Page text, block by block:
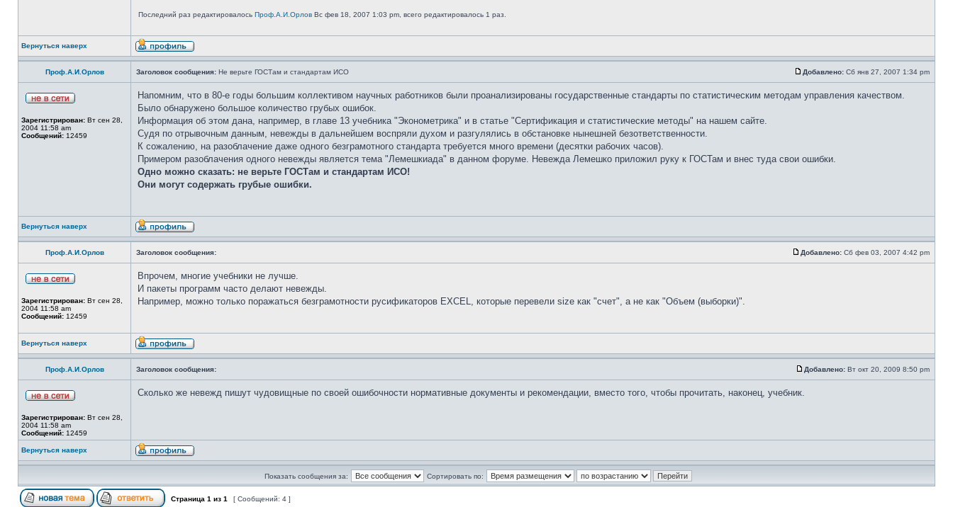
Последний раз редактировалось Проф.А.И.Орлов Вс фев 18, 2007 1:03 pm, всего редактировалось 1 раз.
Вернуться наверх
Проф.А.И.Орлов Заголовок сообщения: Не верьте ГОСТам и стандартам ИСО Добавлено: Сб янв 27, 2007 1:34 pm
Зарегистрирован: Вт сен 28,
2004 11:58 am
Сообщений: 12459
Напомним, что в 80-е годы большим коллективом научных работников были проанализированы государственные стандарты по статистическим методам управления качеством.
Было обнаружено большое количество грубых ошибок.
Информация об этом дана, например, в главе 13 учебника "Эконометрика" и в статье "Сертификация и статистические методы" на нашем сайте.
Судя по отрывочным данным, невежды в дальнейшем воспряли духом и разгулялись в обстановке нынешней безответственности.
К сожалению, на разоблачение даже одного безграмотного стандарта требуется много времени (десятки рабочих часов).
Примером разоблачения одного невежды является тема "Лемешкиада" в данном форуме. Невежда Лемешко приложил руку к ГОСТам и внес туда свои ошибки.
Одно можно сказать: не верьте ГОСТам и стандартам ИСО!
Они могут содержать грубые ошибки.
Вернуться наверх
Проф.А.И.Орлов Заголовок сообщения: Добавлено: Сб фев 03, 2007 4:42 pm
Зарегистрирован: Вт сен 28,
2004 11:58 am
Сообщений: 12459
Впрочем, многие учебники не лучше.
И пакеты программ часто делают невежды.
Например, можно только поражаться безграмотности русификаторов EXCEL, которые перевели size как "счет", а не как "Объем (выборки)".
Вернуться наверх
Проф.А.И.Орлов Заголовок сообщения: Добавлено: Вт окт 20, 2009 8:50 pm
Зарегистрирован: Вт сен 28,
2004 11:58 am
Сообщений: 12459
Сколько же невежд пишут чудовищные по своей ошибочности нормативные документы и рекомендации, вместо того, чтобы прочитать, наконец, учебник.
Вернуться наверх
Показать сообщения за: Сортировать по:
Страница 1 из 1 [ Сообщений: 4 ]